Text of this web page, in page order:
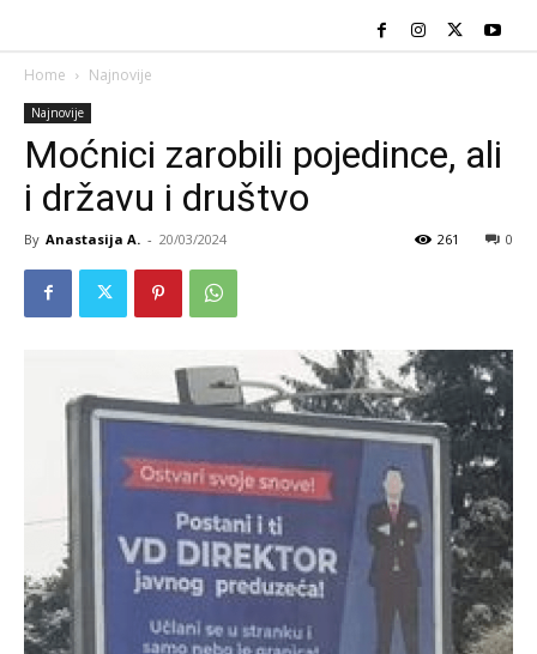
Home Najnovije
Najnovije
Moćnici zarobili pojedince, ali
i državu i društvo
By Anastasija A. - 20/03/2024 0
261